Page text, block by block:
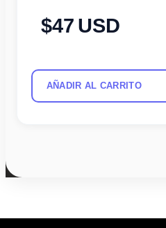
47 USD
AÑADIR AL CARRITO